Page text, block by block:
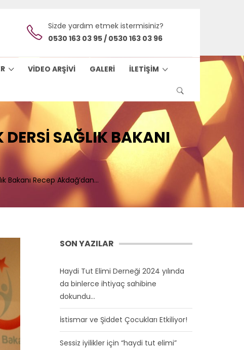
Sizde yardım etmek istermisiniz?
0530 163 03 95 / 0530 163 03 96
VIDEO ARŞIVI GALERI İLETIŞIM
DERSI SAĞLIK BAKANI
Bakanı Recep Akdağ’dan...
SON YAZILAR
Haydi Tut Elimi Derneği 2024 yılında
da binlerce ihtiyaç sahibine
dokundu…
İstismar ve Şiddet Çocukları Etkiliyor!
Sessiz iyilikler için “haydi tut elimi”